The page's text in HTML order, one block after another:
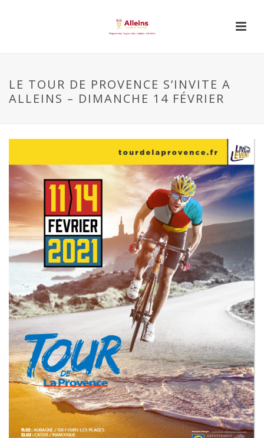
LE TOUR DE PROVENCE S’INVITE A
ALLEINS – DIMANCHE 14 FÉVRIER